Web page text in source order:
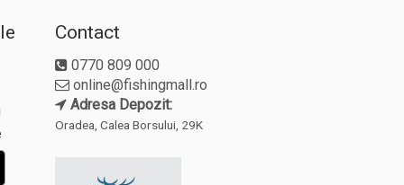
Contact
0770 809 000
online@fishingmall.ro
Adresa Depozit:
Oradea, Calea Borsului, 29K